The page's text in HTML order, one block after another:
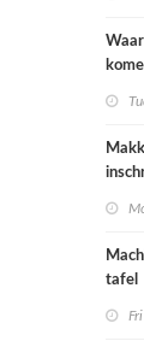
tafel